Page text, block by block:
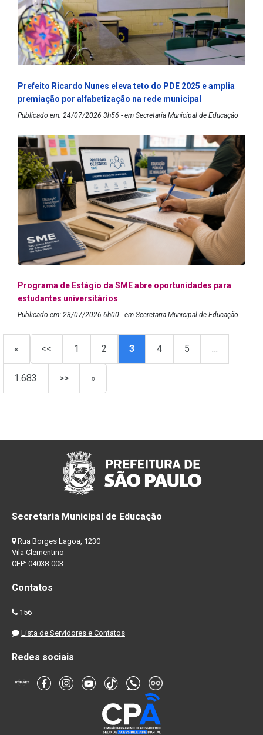
Prefeito Ricardo Nunes eleva teto do PDE 2025 e amplia
premiação por alfabetização na rede municipal
Publicado em: 24/07/2026 3h56 - em Secretaria Municipal de Educação
Programa de Estágio da SME abre oportunidades para
estudantes universitários
Publicado em: 23/07/2026 6h00 - em Secretaria Municipal de Educação
« << 1 2 3 4 5 …
1.683 >> »
Secretaria Municipal de Educação
Rua Borges Lagoa, 1230
Vila Clementino
CEP: 04038-003
Contatos
156
Lista de Servidores e Contatos
Redes sociais